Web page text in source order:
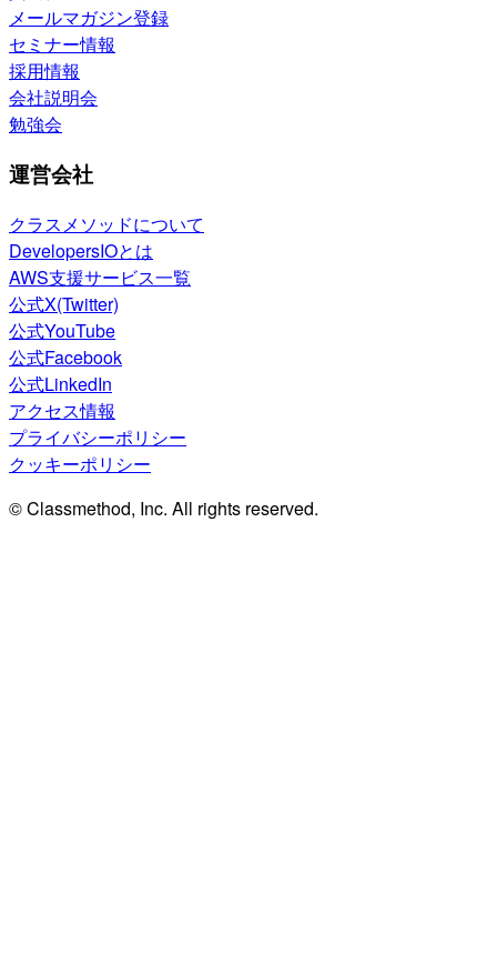
メールマガジン登録
セミナー情報
採用情報
会社説明会
勉強会
運営会社
クラスメソッドについて
DevelopersIOとは
AWS支援サービス一覧
公式X(Twitter)
公式YouTube
公式Facebook
公式LinkedIn
アクセス情報
プライバシーポリシー
クッキーポリシー
© Classmethod, Inc. All rights reserved.